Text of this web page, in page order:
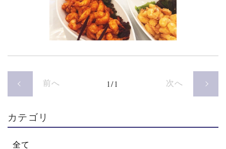
前へ 1/1 次へ
カテゴリ
全て